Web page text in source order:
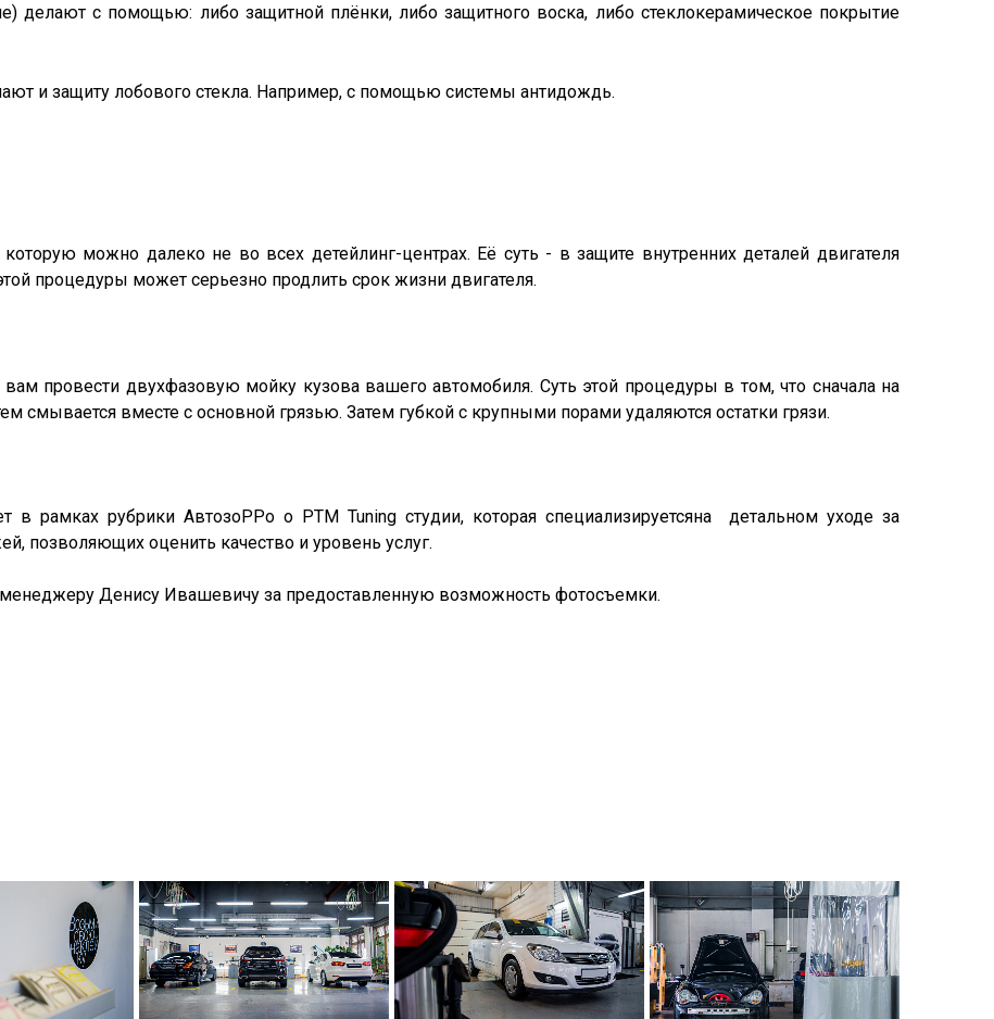
делают с помощью: либо защитной плёнки, либо защитного воска, либо стеклокерамическое покрытие
и защиту лобового стекла. Например, с помощью системы антидождь.
можно далеко не во всех детейлинг-центрах. Её суть - в защите внутренних деталей двигателя
процедуры может серьезно продлить срок жизни двигателя.
провести двухфазовую мойку кузова вашего автомобиля. Суть этой процедуры в том, что сначала на
смывается вместе с основной грязью. Затем губкой с крупными порами удаляются остатки грязи.
рамках рубрики АвтозоРРо о PTM Tuning студии, которая специализируетсяна детальном уходе за
позволяющих оценить качество и уровень услуг.
Денису Ивашевичу за предоставленную возможность фотосъемки.